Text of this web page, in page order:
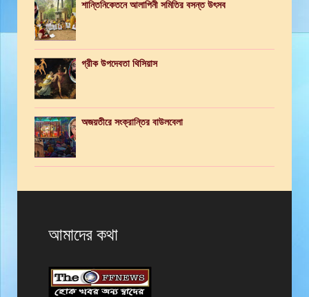
শান্তিনিকেতনে আলাপিনী সমিতির বসন্ত উৎসব
গ্রীক উপদেবতা থিসিয়াস
অজয়তীরে সংক্রান্তির বাউলবেলা
আমাদের কথা